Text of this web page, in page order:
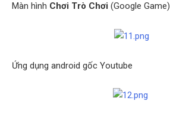
Màn hình Chơi Trò Chơi (Google Game)
Ứng dụng android gốc Youtube